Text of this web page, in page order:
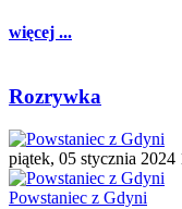
więcej ...
Rozrywka
piątek, 05 stycznia 2024
Powstaniec z Gdyni